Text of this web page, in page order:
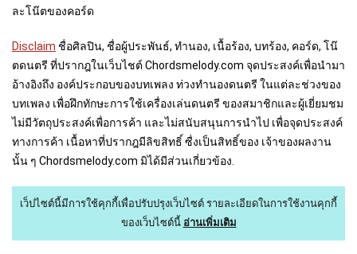
ละโน๊ตของคอร์ด
Disclaim ชื่อศิลปิน, ชื่อผู้ประพันธ์, ทำนอง, เนื้อร้อง, บทร้อง, คอร์ด, โน๊
ตดนตรี ที่ปรากฎในเว็บไชต์ Chordsmelody.com จุดประสงค์เพื่อนำมา
อ้างอิงถึง องค์ประกอบของบทเพลง ท่วงทำนองดนตรี ในแต่ละช่วงของ
บทเพลง เพื่อฝึกทักษะการใช้เครื่องเล่นดนตรี ของสมาชิกและผู้เยี่ยมชม
ไม่มีวัตถุประสงค์เพื่อการค้า และไม่สนับสนุนการนำไป เพื่อจุดประสงค์
ทางการค้า เนื้อหาที่ปรากฎมีลิขสิทธิ์ ซื่งเป็นสิทธิ์ของ เจ้าของผลงาน
นั้น ๆ Chordsmelody.com มิได้มีส่วนเกี่ยวข้อง.
เว็ปไซต์นี้มีการใช้คุกกี้เพื่อปรับปรุงเว็บไซต์ รายละเอียดในการใช้งานคุกกี้
ของเว็บไซต์นี้ อ่านเพิ่มเติม